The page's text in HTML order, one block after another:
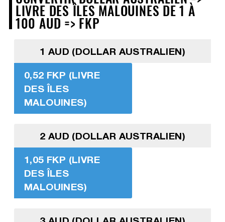
LIVRE DES ÎLES MALOUINES DE 1 À
100 AUD => FKP
1 AUD (DOLLAR AUSTRALIEN)
0,52 FKP (LIVRE
DES ÎLES
MALOUINES)
2 AUD (DOLLAR AUSTRALIEN)
1,05 FKP (LIVRE
DES ÎLES
MALOUINES)